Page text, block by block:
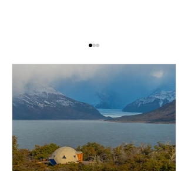
Tres Santos Mezcal
continúa su expansión
dentro y fuera de PR